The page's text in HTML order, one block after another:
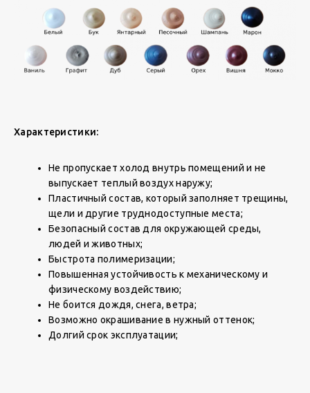
Характеристики:
Не пропускает холод внутрь помещений и не
выпускает теплый воздух наружу;
Пластичный состав, который заполняет трещины,
щели и другие труднодоступные места;
Безопасный состав для окружающей среды,
людей и животных;
Быстрота полимеризации;
Повышенная устойчивость к механическому и
физическому воздействию;
Не боится дождя, снега, ветра;
Возможно окрашивание в нужный оттенок;
Долгий срок эксплуатации;